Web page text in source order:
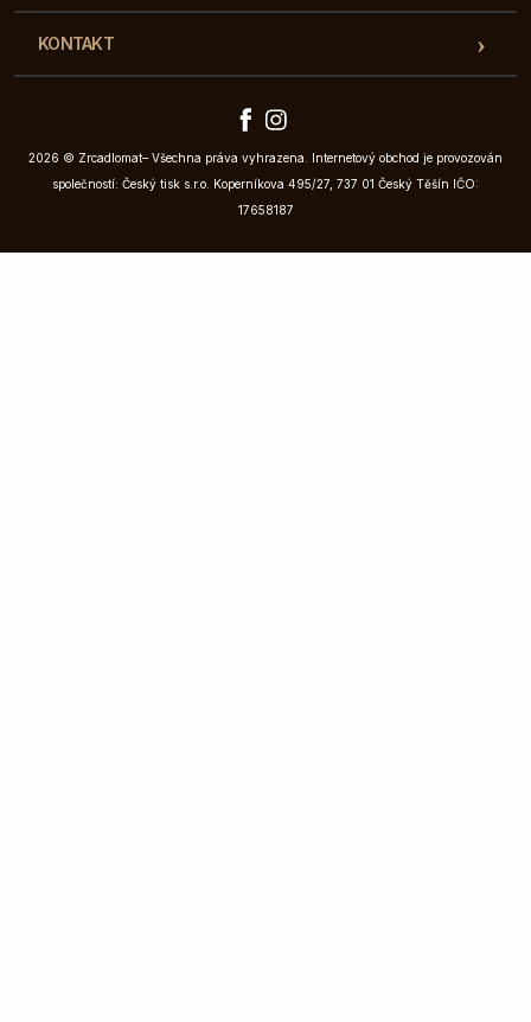
KONTAKT
2026 © Zrcadlomat– Všechna práva vyhrazena. Internetový obchod je provozován
společností: Český tisk s.r.o. Koperníkova 495/27, 737 01 Český Těšín IČO:
17658187